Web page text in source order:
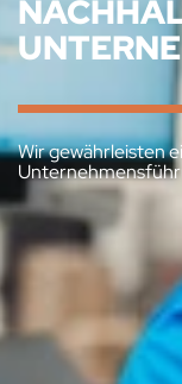
Wir gewährleisten